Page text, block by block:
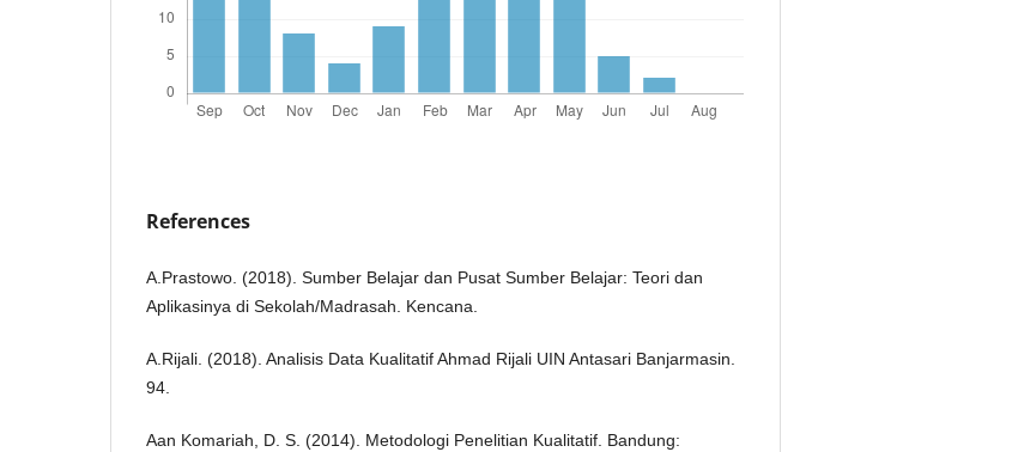
References
A.Prastowo. (2018). Sumber Belajar dan Pusat Sumber Belajar: Teori dan
Aplikasinya di Sekolah/Madrasah. Kencana.
A.Rijali. (2018). Analisis Data Kualitatif Ahmad Rijali UIN Antasari Banjarmasin.
94.
Aan Komariah, D. S. (2014). Metodologi Penelitian Kualitatif. Bandung: